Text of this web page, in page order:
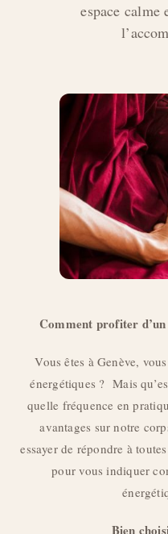
espace calme
Comment profiter
Vous êtes à Genève,
énergétiques ? Mais
quelle fréquence en
avantages sur notre
essayer de répondre à
pour vous indiquer
Bien